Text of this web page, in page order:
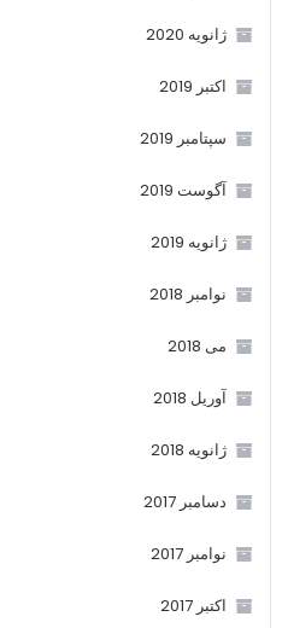
ژانویه 2020
اکتبر 2019
سپتامبر 2019
آگوست 2019
ژانویه 2019
نوامبر 2018
می 2018
آوریل 2018
ژانویه 2018
دسامبر 2017
نوامبر 2017
اکتبر 2017